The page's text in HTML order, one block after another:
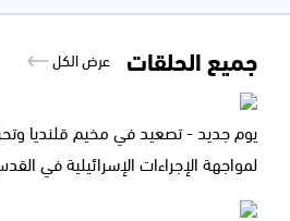
جميع الحلقات عرض الكل
يوم جديد - تصعيد في مخيم قلنديا
لمواجهة الإجراءات الإسرائيلية في القدس -